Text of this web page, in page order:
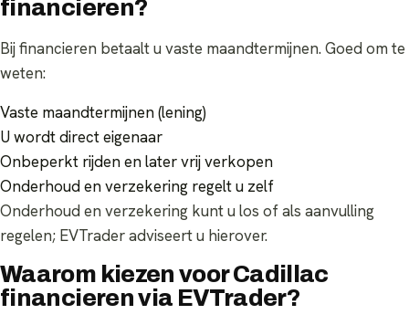
financieren?
Bij financieren betaalt u vaste maandtermijnen. Goed om te
weten:
Vaste maandtermijnen (lening)
U wordt direct eigenaar
Onbeperkt rijden en later vrij verkopen
Onderhoud en verzekering regelt u zelf
Onderhoud en verzekering kunt u los of als aanvulling
regelen; EVTrader adviseert u hierover.
Waarom kiezen voor Cadillac
financieren via EVTrader?